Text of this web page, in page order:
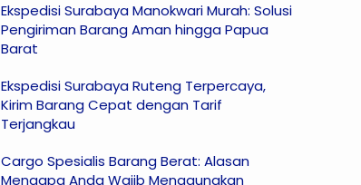
Ekspedisi Surabaya Manokwari Murah: Solusi
Pengiriman Barang Aman hingga Papua
Barat
Ekspedisi Surabaya Ruteng Terpercaya,
Kirim Barang Cepat dengan Tarif
Terjangkau
Cargo Spesialis Barang Berat: Alasan
Mengapa Anda Wajib Menggunakan